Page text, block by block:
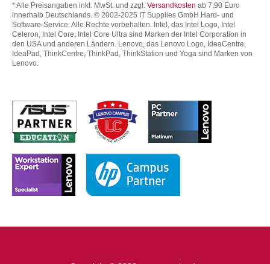
* Alle Preisangaben inkl. MwSt. und zzgl. Versandkosten ab 7,90 Euro
innerhalb Deutschlands. © 2002-2025 IT Supplies GmbH Hard- und
Software-Service. Alle Rechte vorbehalten. Intel, das Intel Logo, Intel
Celeron, Intel Core, Intel Core Ultra sind Marken der Intel Corporation in
den USA und anderen Ländern. Lenovo, das Lenovo Logo, IdeaCentre,
IdeaPad, ThinkCentre, ThinkPad, ThinkStation und Yoga sind Marken von
Lenovo.